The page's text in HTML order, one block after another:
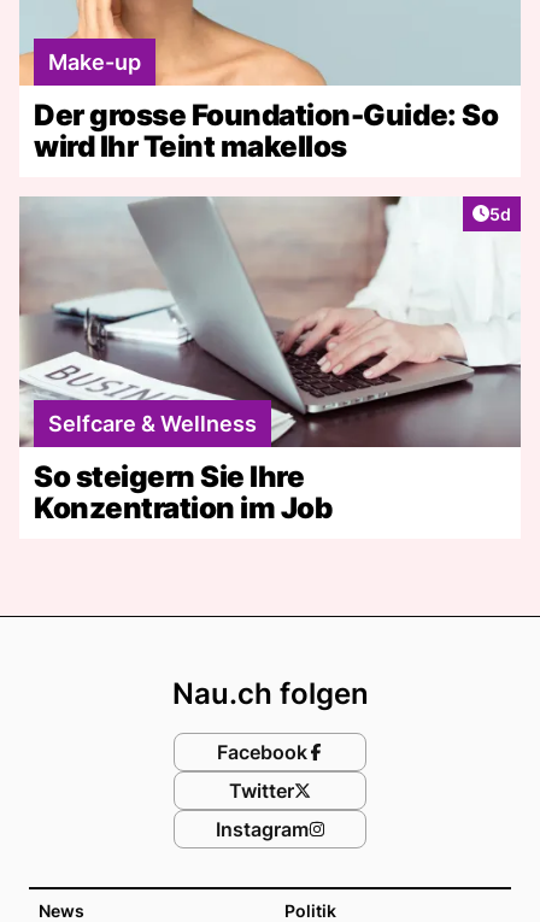
Make-up
Der grosse Foundation-Guide: So
wird Ihr Teint makellos
5d
Selfcare & Wellness
So steigern Sie Ihre
Konzentration im Job
News Politik
Nau.ch folgen
Facebook
Twitter
Instagram